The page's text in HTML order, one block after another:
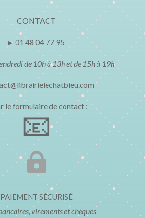
CONTACT
▸ 01 48 04 77 95
de 10h à 13h et de 15h à 19h
le formulaire de contact :
📧

PAIEMENT SÉCURISÉ
virements et chèques